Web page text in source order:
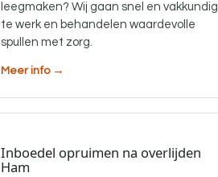
leegmaken? Wij gaan snel en vakkundig
te werk en behandelen waardevolle
spullen met zorg.
Meer info →
Inboedel opruimen na overlijden
Ham